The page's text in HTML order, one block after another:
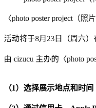
〈photo poster project（
活动将于8月23日（周六）
由 cizucu 主办的〈photo
（1）选择展示地点和时间